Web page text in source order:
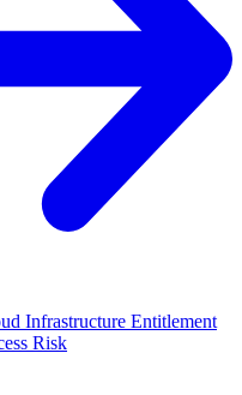
Infrastructure Entitlement
Risk